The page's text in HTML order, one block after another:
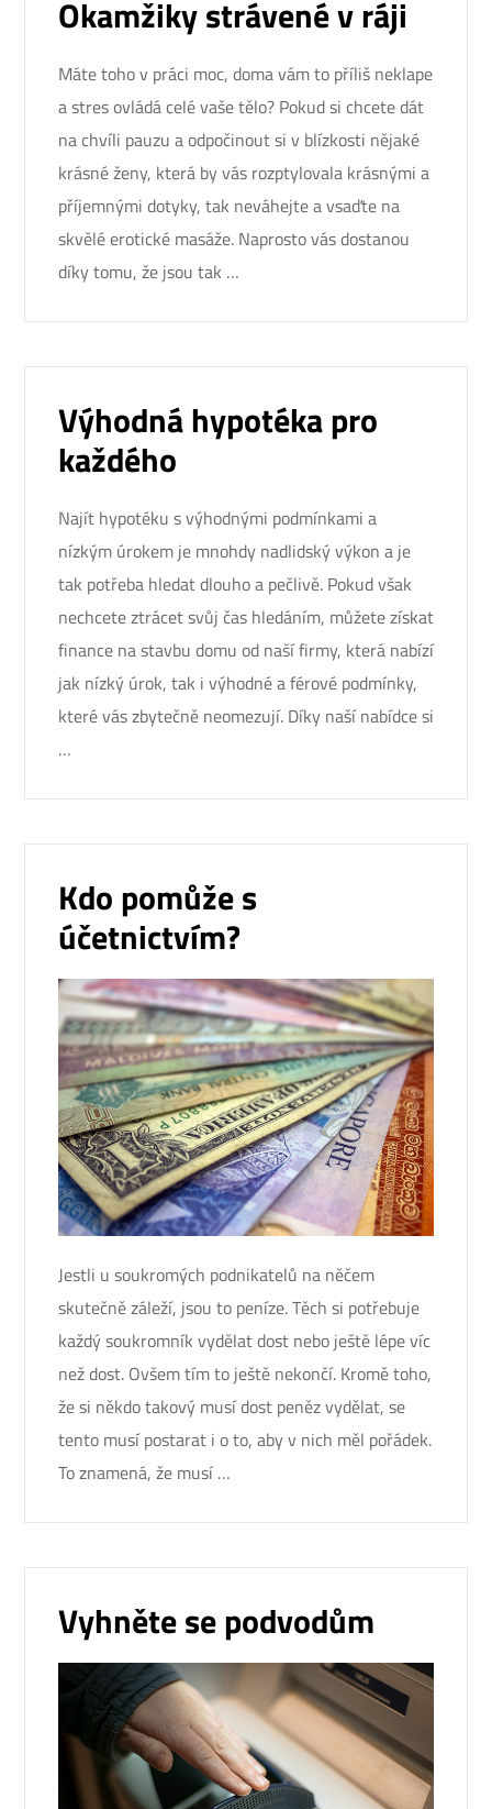
Okamžiky strávené v ráji
Máte toho v práci moc, doma vám to příliš neklape
a stres ovládá celé vaše tělo? Pokud si chcete dát
na chvíli pauzu a odpočinout si v blízkosti nějaké
krásné ženy, která by vás rozptylovala krásnými a
příjemnými dotyky, tak neváhejte a vsaďte na
skvělé erotické masáže. Naprosto vás dostanou
díky tomu, že jsou tak …
Výhodná hypotéka pro
každého
Najít hypotéku s výhodnými podmínkami a
nízkým úrokem je mnohdy nadlidský výkon a je
tak potřeba hledat dlouho a pečlivě. Pokud však
nechcete ztrácet svůj čas hledáním, můžete získat
finance na stavbu domu od naší firmy, která nabízí
jak nízký úrok, tak i výhodné a férové podmínky,
které vás zbytečně neomezují. Díky naší nabídce si
…
Kdo pomůže s
účetnictvím?
Jestli u soukromých podnikatelů na něčem
skutečně záleží, jsou to peníze. Těch si potřebuje
každý soukromník vydělat dost nebo ještě lépe víc
než dost. Ovšem tím to ještě nekončí. Kromě toho,
že si někdo takový musí dost peněz vydělat, se
tento musí postarat i o to, aby v nich měl pořádek.
To znamená, že musí …
Vyhněte se podvodům